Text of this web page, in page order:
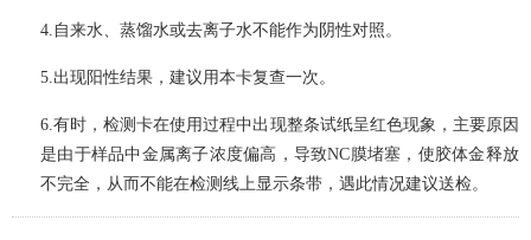
4. 自来水、蒸馏水或去离子水不能作为阴性对照。
5.出现阳性结果，建议用本卡复查一次。
6.有时，检测卡在使用过程中出现整条试纸呈红色现象，主要原因
是由于样品中金属离子浓度偏高，导致NC膜堵塞，使胶体金释放
不完全，从而不能在检测线上显示条带，遇此情况建议送检。